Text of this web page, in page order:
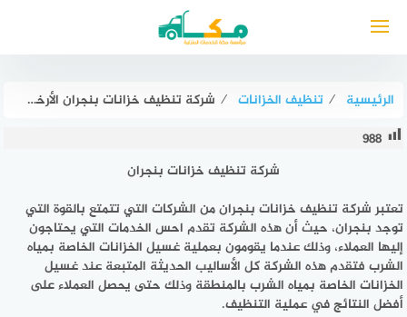
الرئيسية ⁄ تنظيف الخزانات ⁄ شركة تنظيف خزانات بنجران الأرخص عام ٢٠٢٥ مكة لتنظيف الخزانات
988
شركة تنظيف خزانات بنجران
تعتبر شركة تنظيف خزانات بنجران من الشركات التي تتمتع بالقوة التي
توجد بنجران، حيث أن هذه الشركة تقدم احس الخدمات التي يحتاجون
إليها العملاء، وذلك عندما يقومون بعملية غسيل الخزانات الخاصة بمياه
الشرب فتقدم هذه الشركة كل الأساليب الحديثة المتبعة عند غسيل
الخزانات الخاصة بمياه الشرب بالمنطقة وذلك حتى يحصل العملاء على
أفضل النتائج في عملية التنظيف.